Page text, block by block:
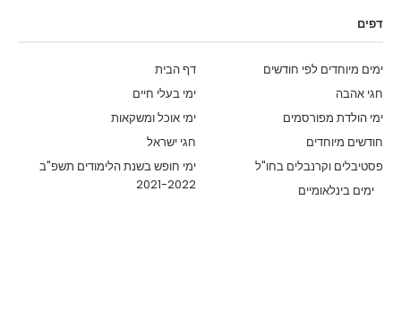
דפים
דף הבית
ימים מיוחדים לפי חודשים
ימי בעלי חיים
חגי אהבה
ימי אוכל ומשקאות
ימי הולדת מפורסמים
חגי ישראל
חודשים מיוחדים
ימי חופש בשנת הלימודים תשפ"ב
2021-2022
פסטיבלים וקרנבלים בחו"ל
ימים בינלאומיים